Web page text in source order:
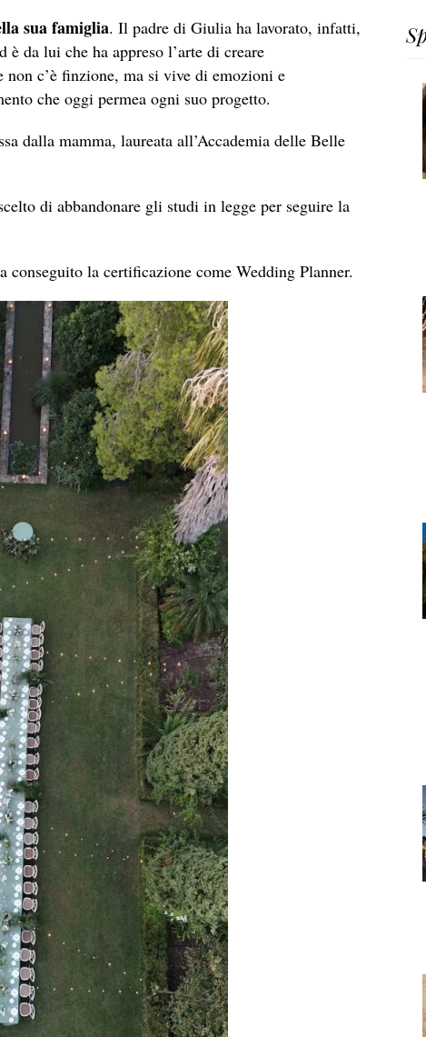
sua famiglia. Il padre di Giulia ha lavorato, infatti,
da lui che ha appreso l’arte di creare
non c’è finzione, ma si vive di emozioni e
che oggi permea ogni suo progetto.
dalla mamma, laureata all’Accademia delle Belle
di abbandonare gli studi in legge per seguire la
conseguito la certificazione come Wedding Planner.